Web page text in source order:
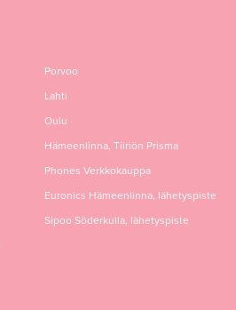
Porvoo
Lahti
Oulu
Hämeenlinna, Tiiriön Prisma
Phones Verkkokauppa
Euronics Hämeenlinna, lähetyspiste
Sipoo Söderkulla, lähetyspiste